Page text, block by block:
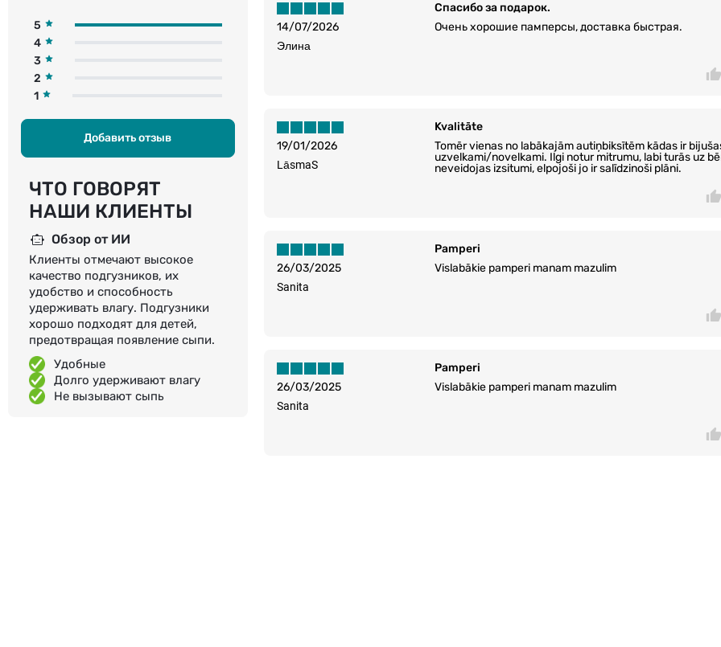
5
4
3
2
1
Добавить отзыв
ЧТО ГОВОРЯТ
НАШИ КЛИЕНТЫ
Обзор от ИИ
Клиенты отмечают высокое
качество подгузников, их
удобство и способность
удерживать влагу. Подгузники
хорошо подходят для детей,
предотвращая появление сыпи.
Удобные
Долго удерживают влагу
Не вызывают сыпь
14/07/2026
Спасибо за подарок.
Очень хорошие памперсы, доставка быстрая.
Элина
19/01/2026
Kvalitāte
Tomēr vienas no labākajām autiņbiksītēm kādas ir
uzvelkami/novelkami. Ilgi notur mitrumu, labi turās uz
neveidojas izsitumi, elpojoši jo ir salīdzinoši plāni.
LāsmaS
26/03/2025
Pamperi
Vislabākie pamperi manam mazulim
Sanita
26/03/2025
Pamperi
Vislabākie pamperi manam mazulim
Sanita